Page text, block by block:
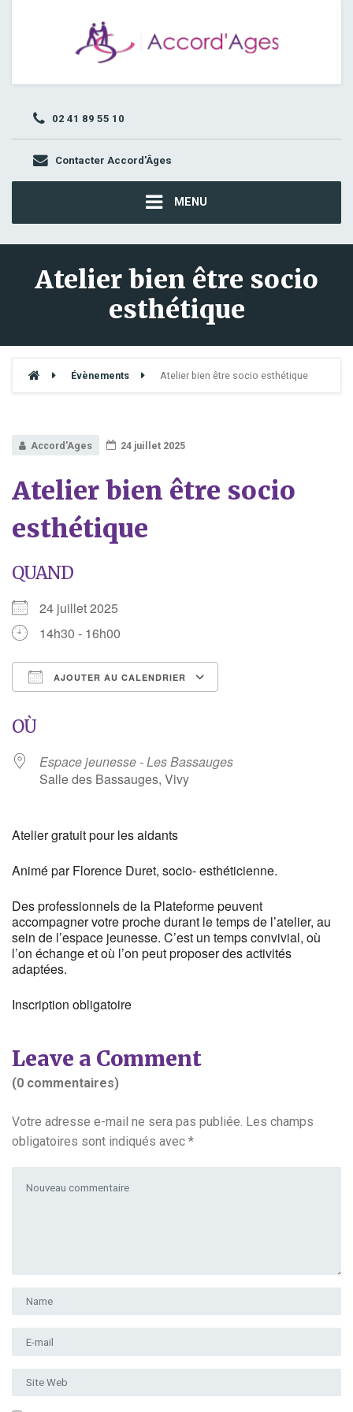
02 41 89 55 10
Contacter Accord'Âges
MENU
Atelier bien être socio
esthétique
Évènements Atelier bien être socio esthétique
Accord'Ages 24 juillet 2025
Atelier bien être socio
esthétique
QUAND
24 juillet 2025
14h30 - 16h00
AJOUTER AU CALENDRIER
OÙ
Espace jeunesse - Les Bassauges
Salle des Bassauges, Vivy
Atelier gratuit pour les aidants
Animé par Florence Duret, socio- esthéticienne.
Des professionnels de la Plateforme peuvent
accompagner votre proche durant le temps de l’atelier, au
sein de l’espace jeunesse. C’est un temps convivial, où
l’on échange et où l’on peut proposer des activités
adaptées.
Inscription obligatoire
Leave a Comment
(0 commentaires)
Votre adresse e-mail ne sera pas publiée. Les champs
obligatoires sont indiqués avec *
Prénom et nom
Adresse e-mail
Site Web